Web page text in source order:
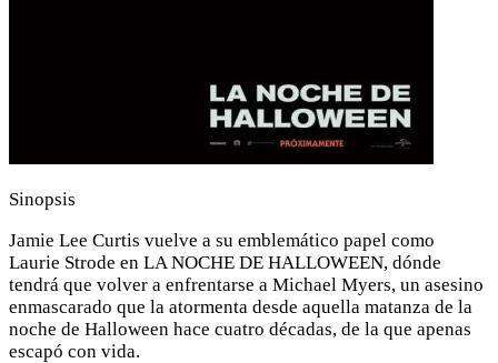
Sinopsis
Jamie Lee Curtis vuelve a su emblemático papel como
Laurie Strode en LA NOCHE DE HALLOWEEN, dónde
tendrá que volver a enfrentarse a Michael Myers, un asesino
enmascarado que la atormenta desde aquella matanza de la
noche de Halloween hace cuatro décadas, de la que apenas
escapó con vida.